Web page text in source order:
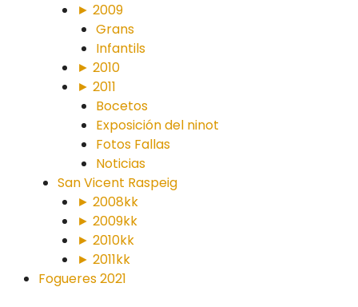
► 2009
Grans
Infantils
► 2010
► 2011
Bocetos
Exposición del ninot
Fotos Fallas
Noticias
San Vicent Raspeig
► 2008kk
► 2009kk
► 2010kk
► 2011kk
Fogueres 2021